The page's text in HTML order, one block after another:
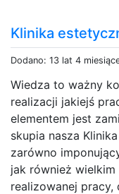
Klinika
Dodano: 13 lat 4
Wiedza to ważny
realizacji jakiejś
elementem jest
skupia nasza
zarówno
jak również
realizowanej